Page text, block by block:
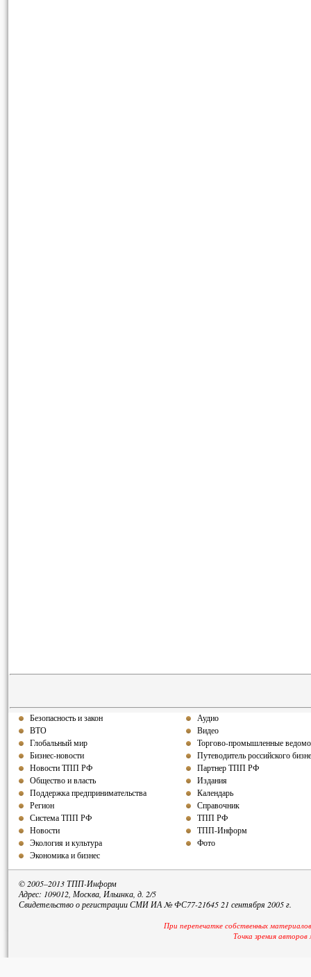
Безопасность и закон
ВТО
Глобальный мир
Бизнес-новости
Новости ТПП РФ
Общество и власть
Поддержка предпринимательства
Регион
Система ТПП РФ
Новости
Экология и культура
Экономика и бизнес
Аудио
Видео
Торгово-промышленные
Путеводитель российского
Партнер ТПП РФ
Издания
Календарь
Справочник
ТПП РФ
ТПП-Информ
Фото
© 2005–2013 ТПП-Информ
Адрес: 109012, Москва, Ильинка, д. 2/5
Свидетельство о регистрации СМИ ИА № ФС77-21645 21 сентября 2005 г.
При перепечатке собственных
Точка зрения